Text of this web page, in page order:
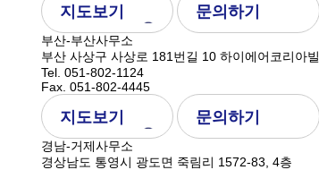
지도보기 문의하기
부산-부산사무소
부산 사상구 사상로 181번길 10 하이에어코리아
Tel. 051-802-1124
Fax. 051-802-4445
지도보기 문의하기
경남-거제사무소
경상남도 통영시 광도면 죽림리 1572-83, 4층